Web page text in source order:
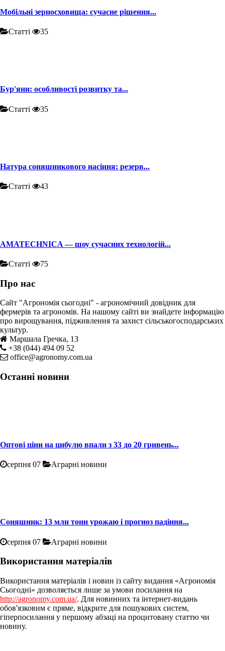
Мобільні зерносховища: сучасне рішення...
Статті 35
Бур'яни: особливості розвитку та...
Статті 35
Натура соняшникового насіння: резерв...
Статті 43
AMATECHNICA — шоу сучасних технологій...
Статті 75
Про нас
Сайт "Агрономія сьогодні" - агрономічний довідник для
фермерів та агрономів. На нашому сайті ви знайдете інформацію
про вирощування, підживлення та захист сільськогосподарських
культур.
Маршала Гречка, 13
+38 (044) 494 09 52
office@agronomy.com.ua
Останні новини
Оптові ціни на цибулю впали з 33 до 20 гривень...
серпня 07 Аграрні новини
Соняшник: 13 млн тонн урожаю і прогноз падіння...
серпня 07 Аграрні новини
Використання матеріалів
Використання матеріалів і новин із сайту видання «Агрономія
Сьогодні» дозволяється лише за умови посилання на
http://agronomy.com.ua/. Для новинних та інтернет-видань
обов'язковим є пряме, відкрите для пошукових систем,
гіперпосилання у першому абзаці на процитовану статтю чи
новину.